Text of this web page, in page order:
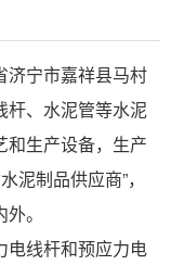
济宁市嘉祥县马村
杆、水泥管等水泥
和生产设备，生产
泥制品供应商”，
。
电线杆和预应力电